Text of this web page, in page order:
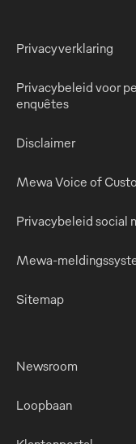
Privacyverklaring
Privacybeleid voor
enquêtes
Disclaimer
Mewa Voice of
Privacybeleid social
Mewa-
Sitemap
Newsroom
Loopbaan